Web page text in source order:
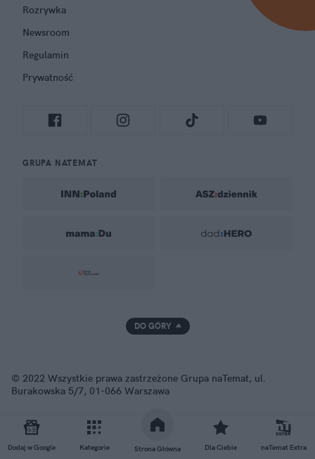
Dodaj w Google Kategorie Strona Główna Dla Ciebie naTemat Extra
Rozrywka
Newsroom
Regulamin
Prywatność
GRUPA NATEMAT
DO GÓRY
© 2022 Wszystkie prawa zastrzeżone Grupa naTemat, ul.
Burakowska 5/7, 01-066 Warszawa